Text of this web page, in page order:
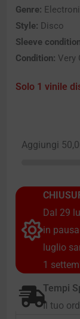
Genre:
Style: Disco
Sleeve
Condition: Very
Solo 1 vinile
Aggiungi
Dal 29
in
luglio
1
Tempi
Il tuo